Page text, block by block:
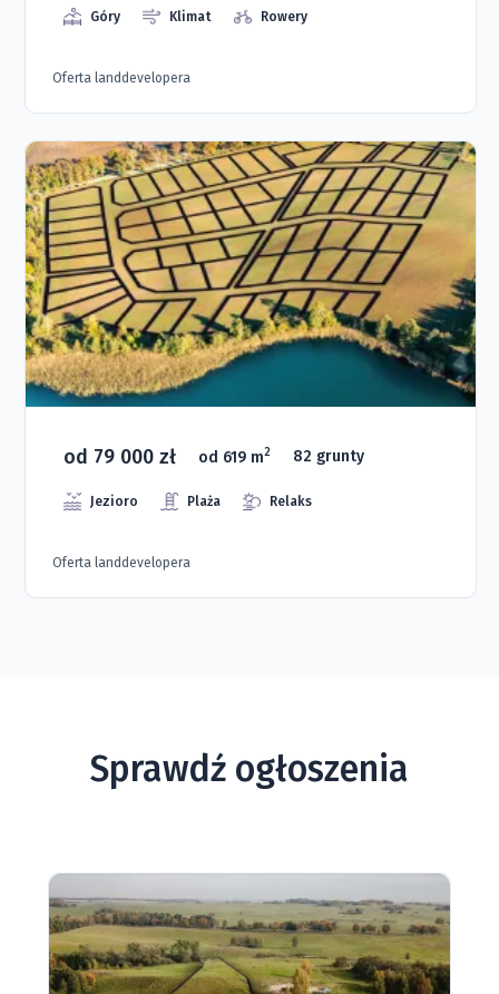
Góry Klimat Rowery
Oferta landdevelopera
od 79 000 zł od 619 m2 82 grunty
Jezioro Plaża Relaks
Oferta landdevelopera
Sprawdź ogłoszenia